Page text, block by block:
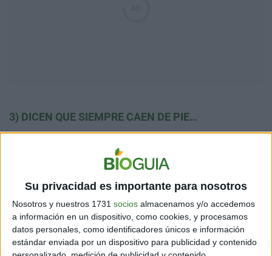
Su privacidad es importante para nosotros
Nosotros y nuestros 1731 socios almacenamos y/o accedemos
a información en un dispositivo, como cookies, y procesamos
datos personales, como identificadores únicos e información
estándar enviada por un dispositivo para publicidad y contenido
3) DICEN QUE SIEMPRE CAEN DE PIE…